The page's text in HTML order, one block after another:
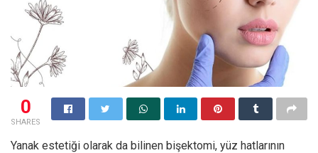
0
SHARES
Yanak estetiği olarak da bilinen bişektomi, yüz hatlarının